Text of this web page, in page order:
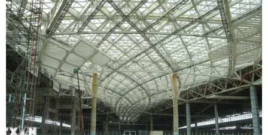
Học và làm theo Bác để xứng đáng được
đứng trong hàng ngũ của Đảng
13/05/2019 12:02
Chiều 13/5, Đảng ủy TTXVN tổ chức cho cán bộ, đảng